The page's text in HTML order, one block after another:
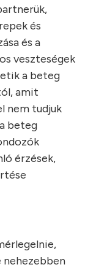
és
és a
veszteségek
a beteg
amit
nem tudjuk
beteg
érzések,
nehezebben